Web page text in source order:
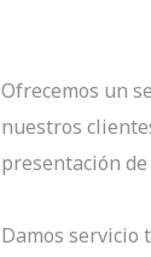
Ofrecemos un
nuestros
presentación
Damos servicio